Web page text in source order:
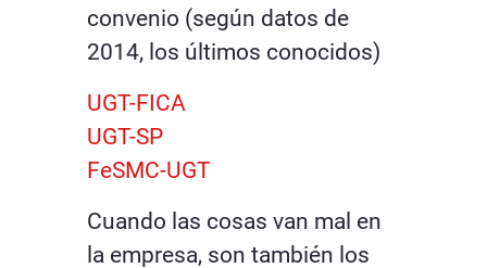
convenio (según datos de
2014, los últimos conocidos)
UGT-FICA
UGT-SP
FeSMC-UGT
Cuando las cosas van mal en
la empresa, son también los